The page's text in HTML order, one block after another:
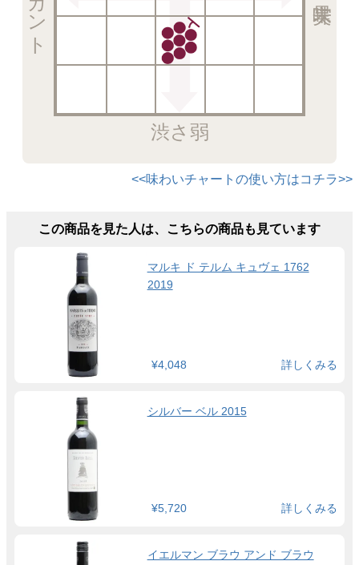
渋さ弱
<<味わいチャートの使い方はコチラ>>
この商品を見た人は、こちらの商品も見ています
マルキ ド テルム キュヴェ 1762
2019
¥4,048 詳しくみる
シルバー ベル 2015
¥5,720 詳しくみる
イエルマン ブラウ アンド ブラウ